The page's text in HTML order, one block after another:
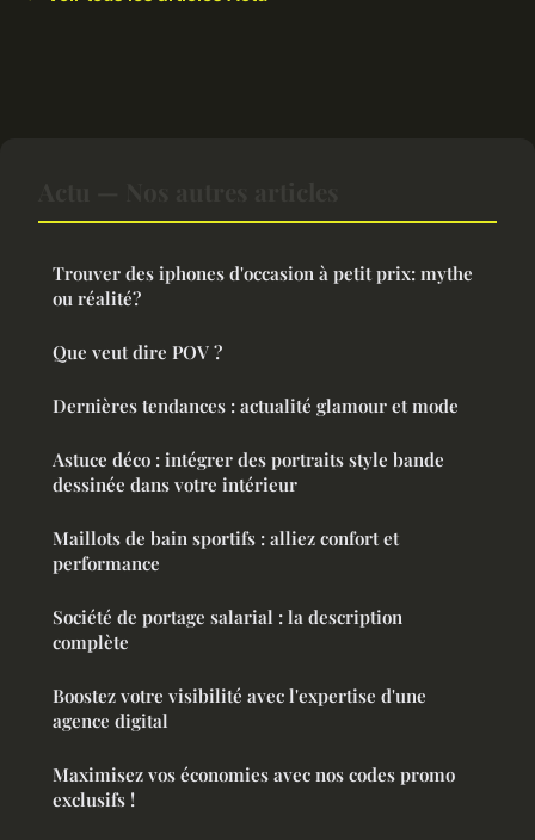
Trouver des iphones d'occasion à petit prix: mythe
ou réalité?
Que veut dire POV ?
Dernières tendances : actualité glamour et mode
Astuce déco : intégrer des portraits style bande
dessinée dans votre intérieur
Maillots de bain sportifs : alliez confort et
performance
Société de portage salarial : la description
complète
Boostez votre visibilité avec l'expertise d'une
agence digital
Maximisez vos économies avec nos codes promo
exclusifs !